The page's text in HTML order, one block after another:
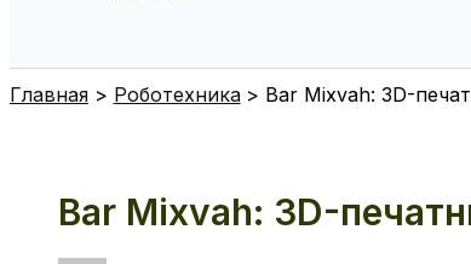
Главная Роботехника Bar Mixvah: 3D-
Bar Mixvah: 3D-